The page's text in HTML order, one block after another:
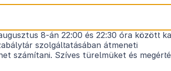
(VII. 15.) BM rendelet
a nemzetbiztonsági
összefüggésben szükséges
8-án 22:00 és 22:30 óra között
szolgáltatásában átmeneti
számítani. Szíves türelmüket és